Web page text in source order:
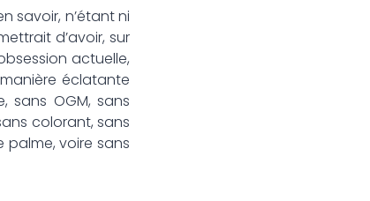
savoir, n’étant ni
d’avoir, sur
actuelle,
éclatante
sans OGM, sans
colorant, sans
palme, voire sans